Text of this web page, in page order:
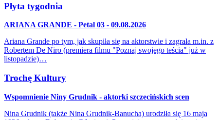
Płyta tygodnia
ARIANA GRANDE - Petal 03 - 09.08.2026
Ariana Grande po tym, jak skupiła się na aktorstwie i zagrała m.in. z
Robertem De Niro (premiera filmu "Poznaj swojego teścia" już w
listopadzie)…
Trochę Kultury
Wspomnienie Niny Grudnik - aktorki szczecińskich scen
Nina Grudnik (także Nina Grudnik-Banucha) urodziła się 16 maja